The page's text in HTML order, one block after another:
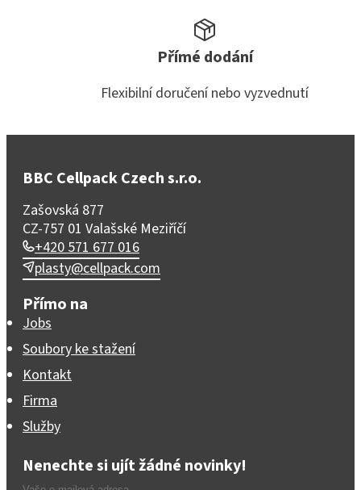
Přímé dodání
Flexibilní doručení nebo vyzvednutí
BBC Cellpack Czech s.r.o.
Zašovská 877
CZ-757 01 Valašské Meziříčí
+420 571 677 016
plasty@cellpack.com
Přímo na
Jobs
Soubory ke stažení
Kontakt
Firma
Služby
Nenechte si ujít žádné novinky!